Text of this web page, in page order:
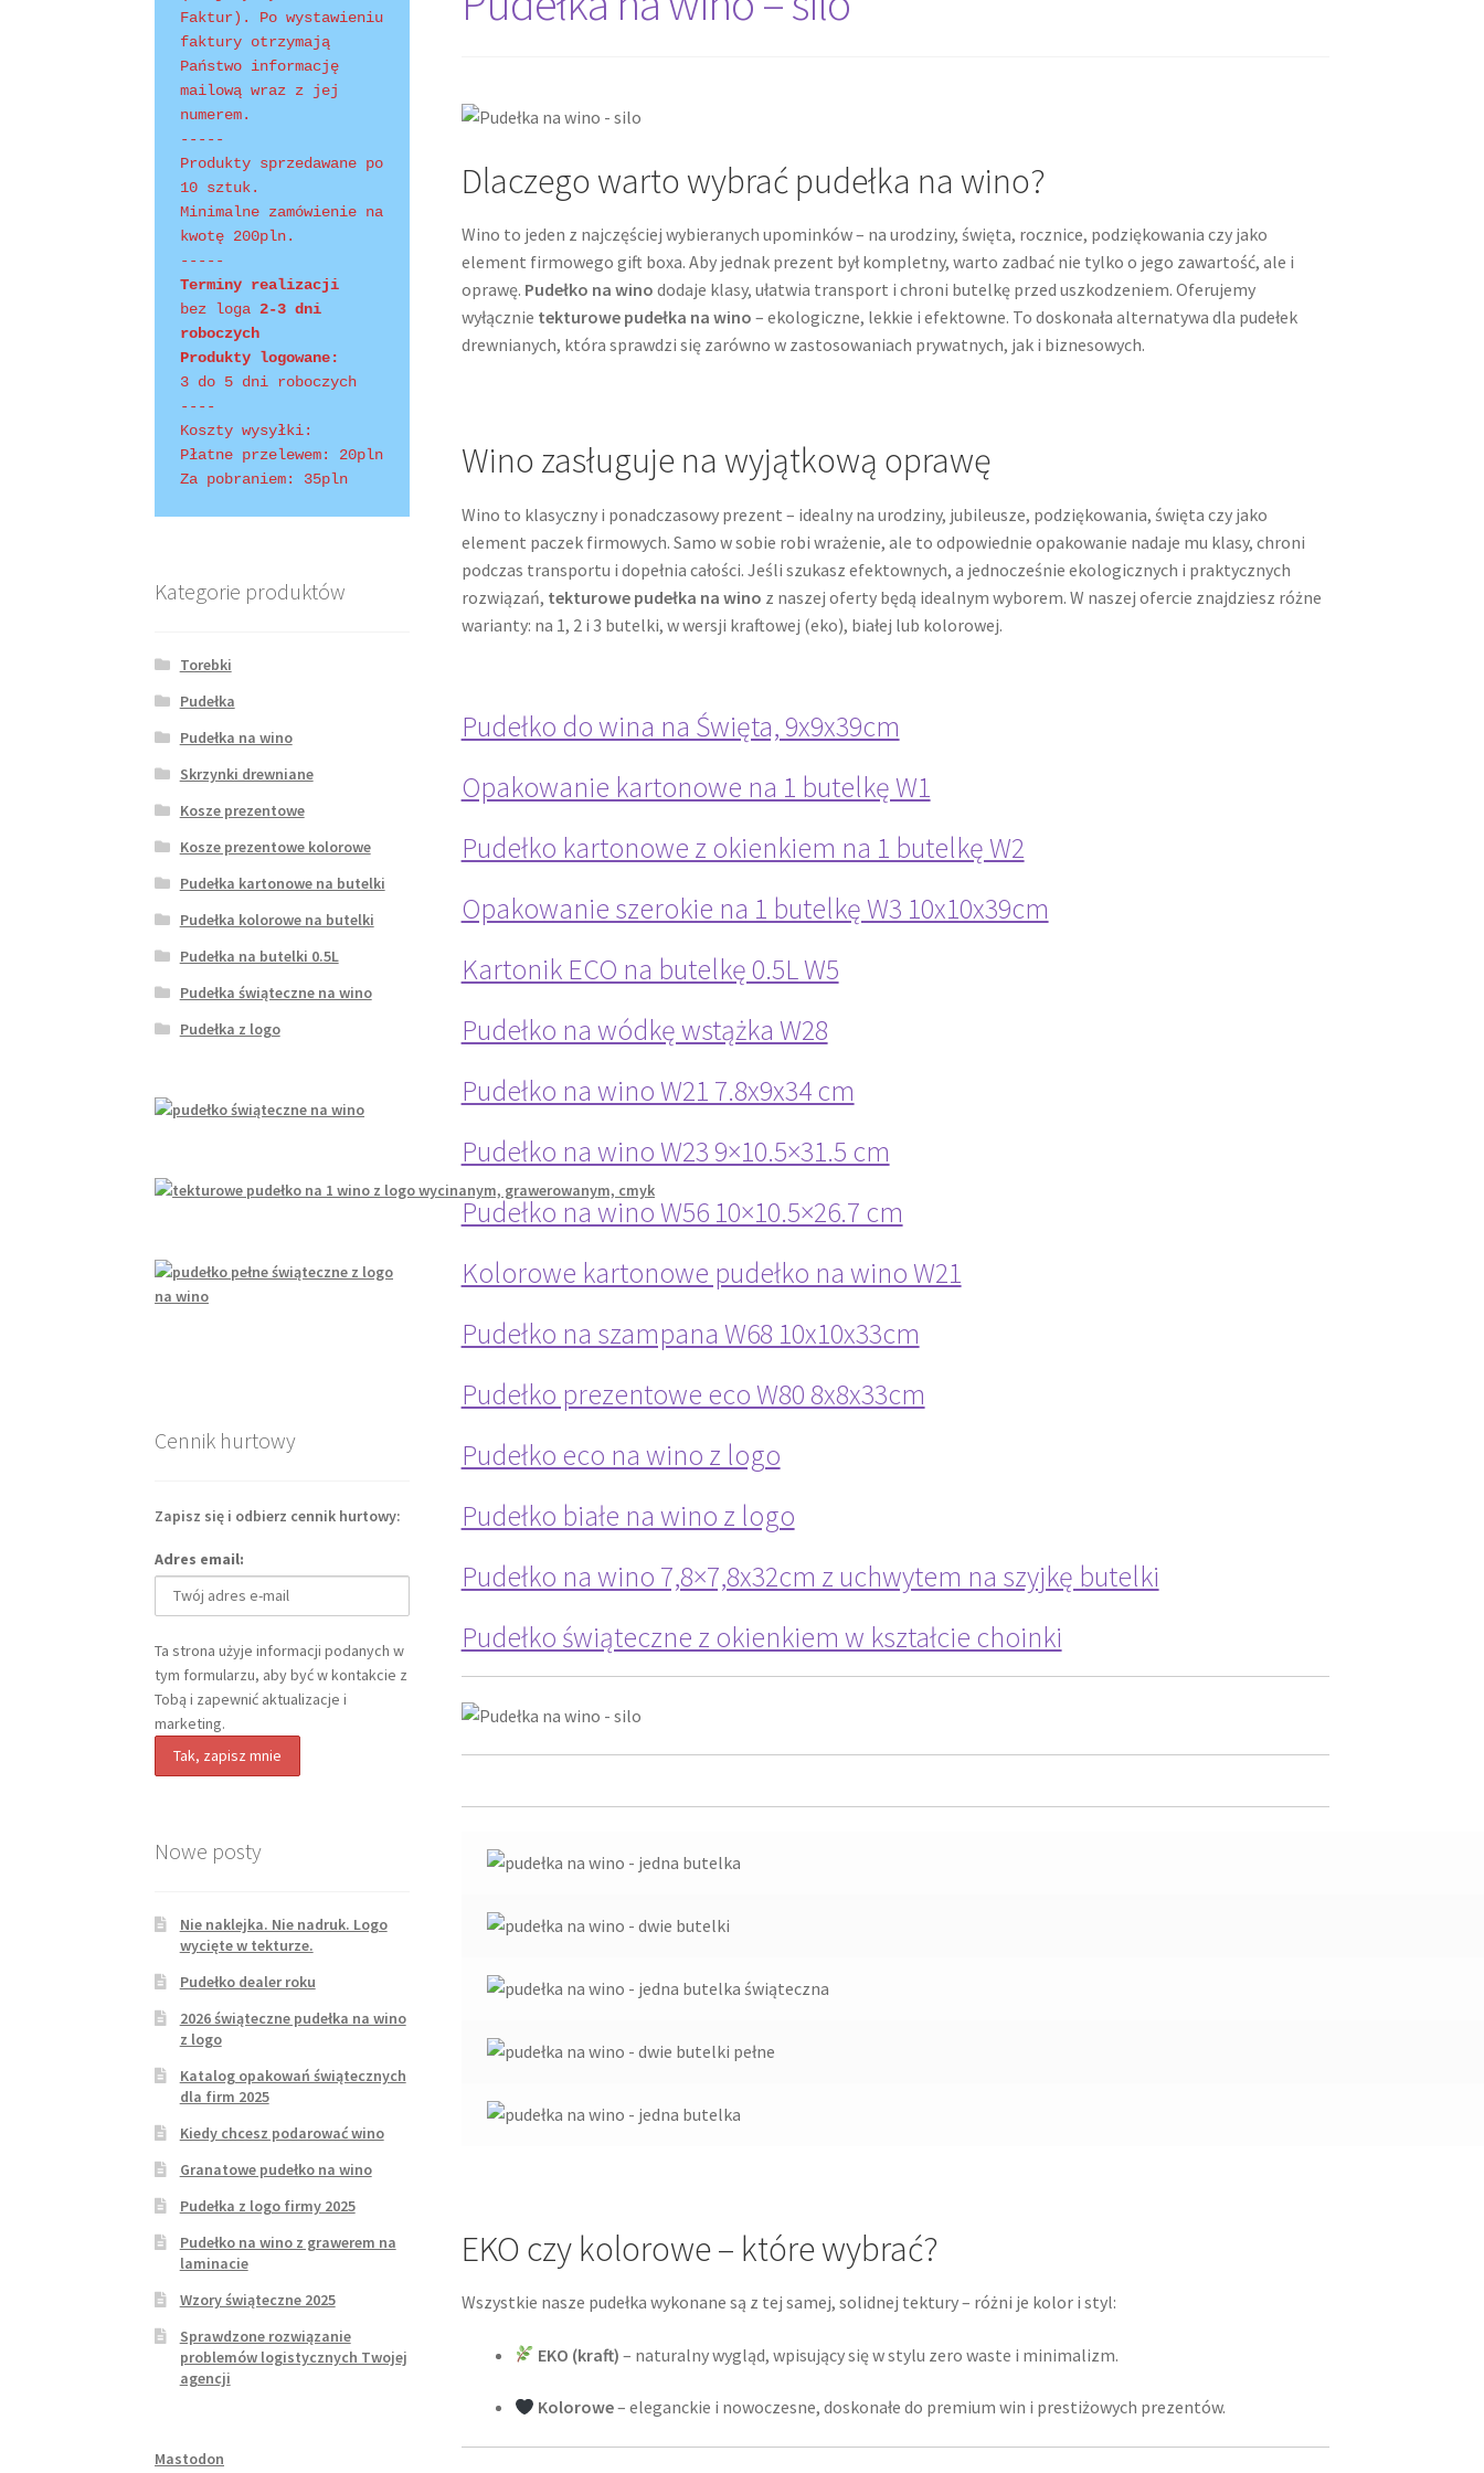
Shopping Tips Terms of Use
Dlaczego warto wybrać pudełka na wino?
Wino to jeden z najczęściej wybieranych upominków – na urodziny, święta, rocznice, podziękowania czy jako
element firmowego gift boxa. Aby jednak prezent był kompletny, warto zadbać nie tylko o jego zawartość, ale i
oprawę. Pudełko na wino dodaje klasy, ułatwia transport i chroni butelkę przed uszkodzeniem. Oferujemy
wyłącznie tekturowe pudełka na wino – ekologiczne, lekkie i efektowne. To doskonała alternatywa dla pudełek
drewnianych, która sprawdzi się zarówno w zastosowaniach prywatnych, jak i biznesowych.
Wino zasługuje na wyjątkową oprawę
Wino to klasyczny i ponadczasowy prezent – idealny na urodziny, jubileusze, podziękowania, święta czy jako
element paczek firmowych. Samo w sobie robi wrażenie, ale to odpowiednie opakowanie nadaje mu klasy, chroni
podczas transportu i dopełnia całości. Jeśli szukasz efektownych, a jednocześnie ekologicznych i praktycznych
rozwiązań, tekturowe pudełka na wino z naszej oferty będą idealnym wyborem. W naszej ofercie znajdziesz różne
warianty: na 1, 2 i 3 butelki, w wersji kraftowej (eko), białej lub kolorowej.
Pudełko do wina na Święta, 9x9x39cm
Opakowanie kartonowe na 1 butelkę W1
Pudełko kartonowe z okienkiem na 1 butelkę W2
Opakowanie szerokie na 1 butelkę W3 10x10x39cm
Kartonik ECO na butelkę 0.5L W5
Pudełko na wódkę wstążka W28
Pudełko na wino W21 7.8x9x34 cm
Pudełko na wino W23 9×10.5×31.5 cm
Pudełko na wino W56 10×10.5×26.7 cm
Kolorowe kartonowe pudełko na wino W21
Pudełko na szampana W68 10x10x33cm
Pudełko prezentowe eco W80 8x8x33cm
Pudełko eco na wino z logo
Pudełko białe na wino z logo
Pudełko na wino 7,8×7,8x32cm z uchwytem na szyjkę butelki
Pudełko świąteczne z okienkiem w kształcie choinki
EKO czy kolorowe – które wybrać?
Wszystkie nasze pudełka wykonane są z tej samej, solidnej tektury – różni je kolor i styl:
EKO (kraft) – naturalny wygląd, wpisujący się w stylu zero waste i minimalizm.
Kolorowe– eleganckie i nowoczesne, doskonałe do premium win i prestiżowych prezentów.
Faktur). Po wystawieniu
faktury otrzymają
Państwo informację
mailową wraz z jej
numerem.
-----
Produkty sprzedawane po
10 sztuk.
Minimalne zamówienie na
kwotę 200pln.
-----
Terminy realizacji
bez loga 2-3 dni
roboczych
Produkty logowane:
3 do 5 dni roboczych
----
Koszty wysyłki:
Płatne przelewem: 20pln
Za pobraniem: 35pln
Kategorie produktów
Torebki
Pudełka
Pudełka na wino
Skrzynki drewniane
Kosze prezentowe
Kosze prezentowe kolorowe
Pudełka kartonowe na butelki
Pudełka kolorowe na butelki
Pudełka na butelki 0.5L
Pudełka świąteczne na wino
Pudełka z logo
Cennik hurtowy
Zapisz się i odbierz cennik hurtowy:
Adres email:
Ta strona użyje informacji podanych w
tym formularzu, aby być w kontakcie z
Tobą i zapewnić aktualizacje i
marketing.
Nowe posty
Nie naklejka. Nie nadruk. Logo
wycięte w tekturze.
Pudełko dealer roku
2026 świąteczne pudełka na wino
z logo
Katalog opakowań świątecznych
dla firm 2025
Kiedy chcesz podarować wino
Granatowe pudełko na wino
Pudełka z logo firmy 2025
Pudełko na wino z grawerem na
laminacie
Wzory świąteczne 2025
Sprawdzone rozwiązanie
problemów logistycznych Twojej
agencji
Mastodon